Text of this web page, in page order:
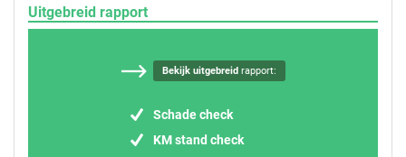
Uitgebreid rapport
Bekijk uitgebreidrapport:
Schade check
KM stand check